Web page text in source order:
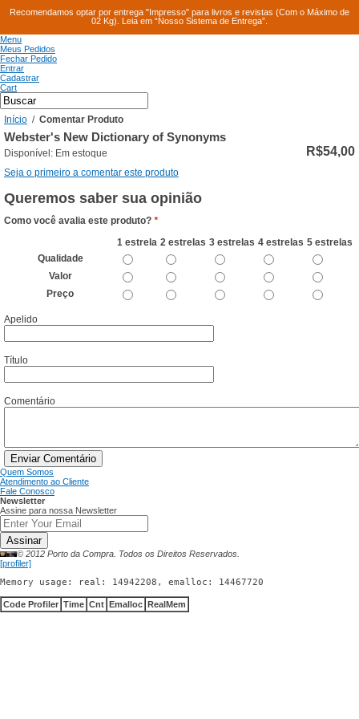
Recomendamos optar por entrega "Impresso" para livros e revistas (Com o Máximo de
02 Kg). Leia em “Nosso Sistema de Entrega”.
Menu
Meus Pedidos
Fechar Pedido
Entrar
Cadastrar
Cart
Início / Comentar Produto
Webster's New Dictionary of Synonyms
Disponível: Em estoque R$54,00
Seja o primeiro a comentar este produto
Queremos saber sua opinião
Como você avalia este produto? *
1 estrela 2 estrelas 3 estrelas 4 estrelas 5 estrelas
Qualidade
Valor
Preço
Apelido
Título
Comentário
Enviar Comentário
Quem Somos
Atendimento ao Cliente
Fale Conosco
Newsletter
Assine para nossa Newsletter
Assinar
© 2012 Porto da Compra. Todos os Direitos Reservados.
[profiler]
Memory usage: real: 14942208, emalloc: 14467720
Code Profiler Time Cnt Emalloc RealMem